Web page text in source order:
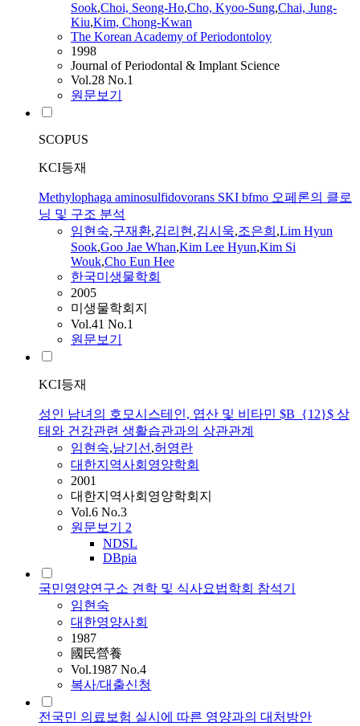
Sook,Choi, Seong-Ho,Cho, Kyoo-Sung,Chai, Jung-
Kiu,Kim, Chong-Kwan
The Korean Academy of Periodontoloy
1998
Journal of Periodontal & Implant Science
Vol.28 No.1
원문보기
SCOPUS
KCI등재
Methylophaga aminosulfidovorans SKI bfmo 오페론의 클로
닝 및 구조 분석
임현숙,구재환,김리현,김시욱,조은희 ,Lim Hyun
Sook,Goo Jae Whan,Kim Lee Hyun,Kim Si
Wouk,Cho Eun Hee
한국미생물학회
2005
미생물학회지
Vol.41 No.1
원문보기
KCI등재
성인 남녀의 호모시스테인, 엽산 및 비타민 $B_{12}$ 상
태와 건강관련 생활습관과의 상관관계
임현숙,남기선,허영란
대한지역사회영양학회
2001
대한지역사회영양학회지
Vol.6 No.3
원문보기 2
NDSL
DBpia
국민영양연구소 견학 및 식사요법학회 참석기
임현숙
대한영양사회
1987
國民營養
Vol.1987 No.4
복사/대출신청
전국민 의료보험 실시에 따른 영양과의 대처방안